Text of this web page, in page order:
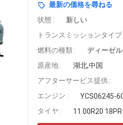
最新の価格を尋ねる
状態 :
新しい
トランスミッションタイプ
燃料の種類 :
ディーゼル
原産地 :
湖北,中国
アフターサービス提供 :
エンジン :
YCS06245-
タイヤ :
11.00R20 18PR